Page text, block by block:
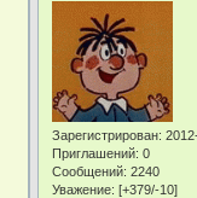
Зарегистрирован:
Приглашений: 0
Сообщений: 2240
Уважение: [+379/-10]